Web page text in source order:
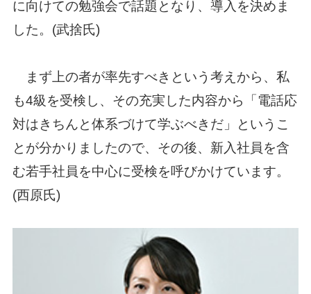
に向けての勉強会で話題となり、導入を決めま
した。(武捨氏)
まず上の者が率先すべきという考えから、私
も4級を受検し、その充実した内容から「電話応
対はきちんと体系づけて学ぶべきだ」というこ
とが分かりましたので、その後、新入社員を含
む若手社員を中心に受検を呼びかけています。
(西原氏)